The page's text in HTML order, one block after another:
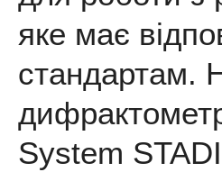
яке має
стандартам.
System